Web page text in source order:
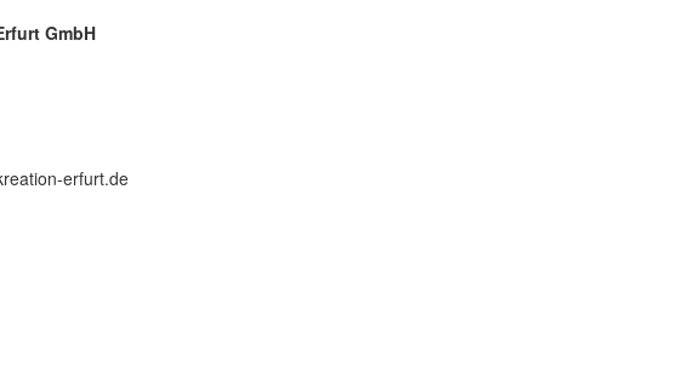
GmbH
erfurt.de